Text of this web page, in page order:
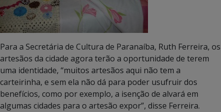
Para a Secretária de Cultura de Paranaíba, Ruth Ferreira, os
artesãos da cidade agora terão a oportunidade de terem
uma identidade, “muitos artesãos aqui não tem a
carteirinha, e sem ela não dá para poder usufruir dos
benefícios, como por exemplo, a isenção de alvará em
algumas cidades para o artesão expor”, disse Ferreira.